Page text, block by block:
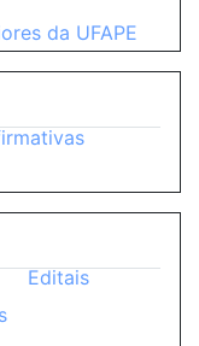
da UFAPE
Editais